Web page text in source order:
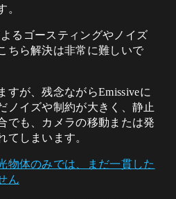
。
るゴースティングやノイズ
ちら解決は非常に難しいで
すが、残念ながらEmissiveに
ノイズや制約が大きく、静止
でも、カメラの移動または発
てしまいます。
物体のみでは、まだ一貫した
ん